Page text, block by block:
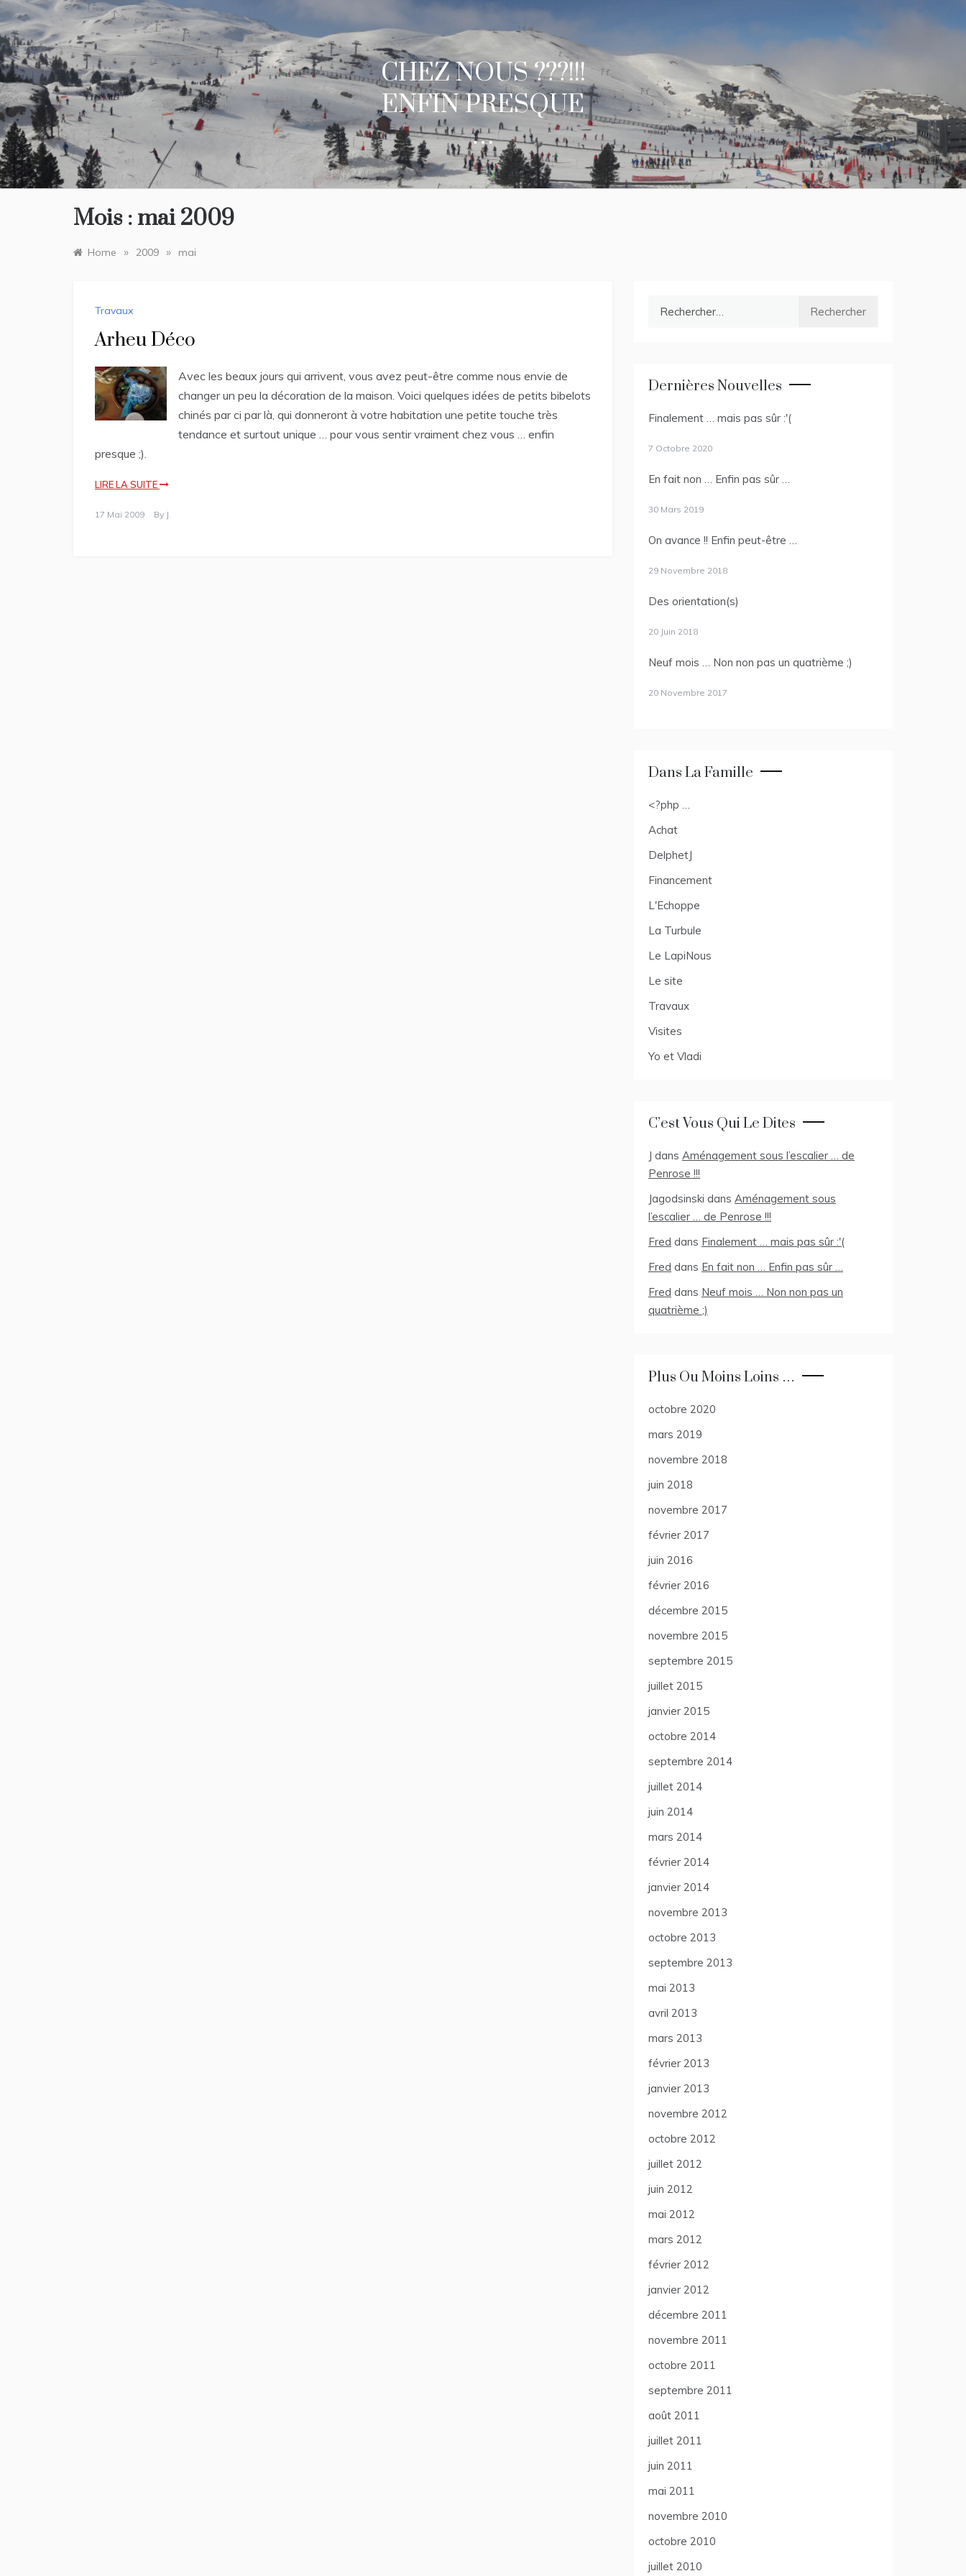
Skip
to
content
CHEZ NOUS ???!!!
ENFIN PRESQUE
…
Mois : mai 2009
Home » 2009 » mai
Travaux
Arheu Déco
Avec les beaux jours qui arrivent, vous avez peut-être comme nous envie de
changer un peu la décoration de la maison. Voici quelques idées de petits bibelots
chinés par ci par là, qui donneront à votre habitation une petite touche très
tendance et surtout unique … pour vous sentir vraiment chez vous … enfin
presque ;).
LIRE LA SUITE
17 Mai 2009 By J
Dernières Nouvelles
Finalement … mais pas sûr :'(
7 Octobre 2020
En fait non … Enfin pas sûr …
30 Mars 2019
On avance !! Enfin peut-être …
29 Novembre 2018
Des orientation(s)
20 Juin 2018
Neuf mois … Non non pas un quatrième ;)
20 Novembre 2017
Dans La Famille
<?php …
Achat
DelphetJ
Financement
L'Echoppe
La Turbule
Le LapiNous
Le site
Travaux
Visites
Yo et Vladi
C’est Vous Qui Le Dites
J dans Aménagement sous l’escalier … de
Penrose !!!
Jagodsinski dans Aménagement sous
l’escalier … de Penrose !!!
Fred dans Finalement … mais pas sûr :'(
Fred dans En fait non … Enfin pas sûr …
Fred dans Neuf mois … Non non pas un
quatrième ;)
Plus Ou Moins Loins …
octobre 2020
mars 2019
novembre 2018
juin 2018
novembre 2017
février 2017
juin 2016
février 2016
décembre 2015
novembre 2015
septembre 2015
juillet 2015
janvier 2015
octobre 2014
septembre 2014
juillet 2014
juin 2014
mars 2014
février 2014
janvier 2014
novembre 2013
octobre 2013
septembre 2013
mai 2013
avril 2013
mars 2013
février 2013
janvier 2013
novembre 2012
octobre 2012
juillet 2012
juin 2012
mai 2012
mars 2012
février 2012
janvier 2012
décembre 2011
novembre 2011
octobre 2011
septembre 2011
août 2011
juillet 2011
juin 2011
mai 2011
novembre 2010
octobre 2010
juillet 2010